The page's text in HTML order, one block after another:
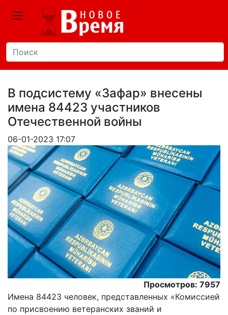
В подсистему «Зафар» внесены
имена 84423 участников
Отечественной войны
06-01-2023 17:07
Просмотров: 7957
Имена 84423 человек, представленных «Комиссией
по присвоению ветеранских званий и